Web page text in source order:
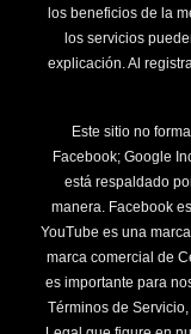
los beneficios de la
los servicios
explicación. Al
Este sitio no
Facebook; Google
está respaldado
manera. Facebook
YouTube es una
marca comercial de
es importante para
Términos de